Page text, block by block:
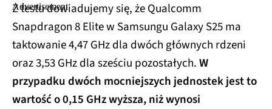
Z testu dowiadujemy się, że Qualcomm
Snapdragon 8 Elite w Samsungu Galaxy S25 ma
taktowanie 4,47 GHz dla dwóch głównych rdzeni
oraz 3,53 GHz dla sześciu pozostałych.W
przypadku dwóch mocniejszych jednostek jest to
wartość o 0,15 GHz wyższa, niż wynosi